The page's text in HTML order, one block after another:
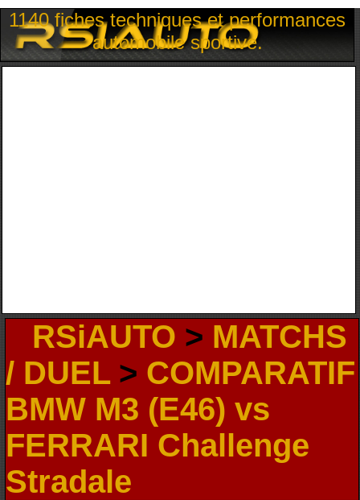
1140 fiches techniques et performances
automobile sportive.
RSiAUTO > MATCHS
/ DUEL> COMPARATIF
BMW M3 (E46) vs
FERRARI Challenge
Stradale